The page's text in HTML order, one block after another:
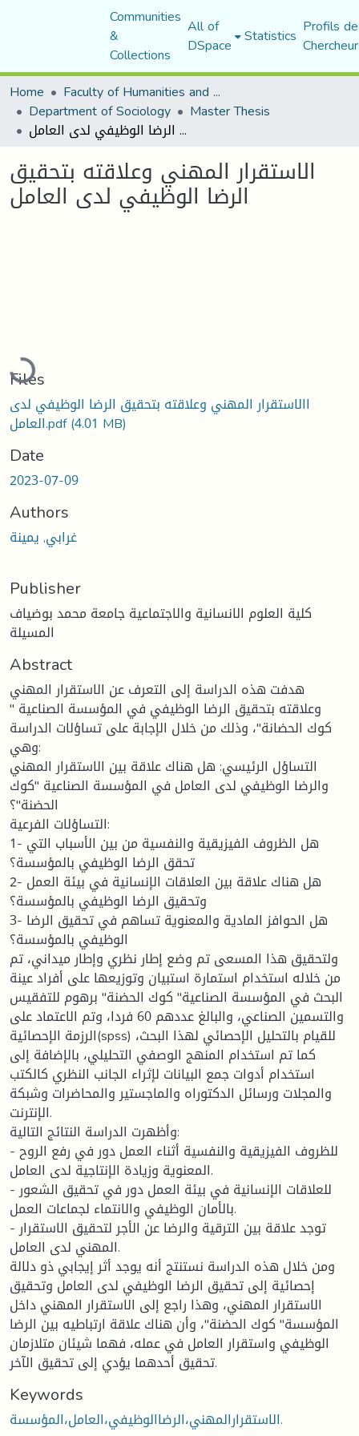
Communities
&
Collections
All of
DSpace Statistics Profils
Home
Faculty of Humanities and Social Sciences
Department of Sociology Master Thesis
الاستقرار المهني وعلاقته بتحقيق الرضا الوظيفي لدى العامل
الاستقرار المهني وعلاقته بتحقيق
الرضا الوظيفي لدى العامل
Loading...
Files
االاستقرار المهني وعلاقته بتحقيق الرضا الوظيفي لدى
العامل.pdf(4.01 MB)
Date
2023-07-09
Authors
غرابي, يمينة
Publisher
كلية العلوم الانسانية والاجتماعية جامعة محمد بوضياف
المسيلة
Abstract
هدفت هذه الدراسة إلى التعرف عن الاستقرار المهني
وعلاقته بتحقيق الرضا الوظيفي في المؤسسة الصناعية "
كوك الحضانة"، وذلك من خلال الإجابة على تساؤلات الدراسة
وهي:
التساؤل الرئيسي: هل هناك علاقة بين الاستقرار المهني
والرضا الوظيفي لدى العامل في المؤسسة الصناعية "كوك
الحضنة"؟
التساؤلات الفرعية:
1- هل الظروف الفيزيقية والنفسية من بين الأسباب التي
تحقق الرضا الوظيفي بالمؤسسة؟
2- هل هناك علاقة بين العلاقات الإنسانية في بيئة العمل
وتحقيق الرضا الوظيفي بالمؤسسة؟
3- هل الحوافز المادية والمعنوية تساهم في تحقيق الرضا
الوظيفي بالمؤسسة؟
ولتحقيق هذا المسعى تم وضع إطار نظري وإطار ميداني، تم
من خلاله استخدام استمارة استبيان وتوزيعها على أفراد عينة
البحث في المؤسسة الصناعية" كوك الحضنة" برهوم للتفقيس
والتسمين الصناعي، والبالغ عددهم 60 فردا، وتم الاعتماد على
الرزمة الإحصائية(spss) للقيام بالتحليل الإحصائي لهذا البحث،
كما تم استخدام المنهج الوصفي التحليلي، بالإضافة إلى
استخدام أدوات جمع البيانات لإثراء الجانب النظري كالكتب
والمجلات ورسائل الدكتوراه والماجستير والمحاضرات وشبكة
الإنترنت.
وأظهرت الدراسة النتائج التالية:
- للظروف الفيزيقية والنفسية أثناء العمل دور في رفع الروح
المعنوية وزيادة الإنتاجية لدى العامل.
- للعلاقات الإنسانية في بيئة العمل دور في تحقيق الشعور
بالأمان الوظيفي والانتماء لجماعات العمل.
- توجد علاقة بين الترقية والرضا عن الأجر لتحقيق الاستقرار
المهني لدى العامل.
ومن خلال هذه الدراسة نستنتج أنه يوجد أثر إيجابي ذو دلالة
إحصائية إلى تحقيق الرضا الوظيفي لدى العامل وتحقيق
الاستقرار المهني، وهذا راجع إلى الاستقرار المهني داخل
المؤسسة" كوك الحضنة"، وأن هناك علاقة ارتباطيه بين الرضا
الوظيفي واستقرار العامل في عمله، فهما شيئان متلازمان
تحقيق أحدهما يؤدي إلى تحقيق الآخر.
Keywords
الاستقرارالمهني،الرضاالوظيفي،العامل،المؤسسة.